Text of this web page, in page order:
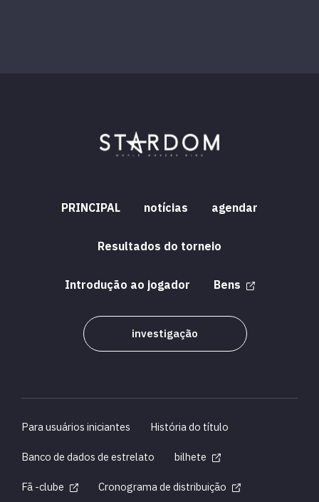
PRINCIPAL notícias agendar
Resultados do torneio
Introdução ao jogador Bens
investigação
Para usuários iniciantes
História do título
Banco de dados de estrelato
bilhete
Fã -clube
Cronograma de distribuição